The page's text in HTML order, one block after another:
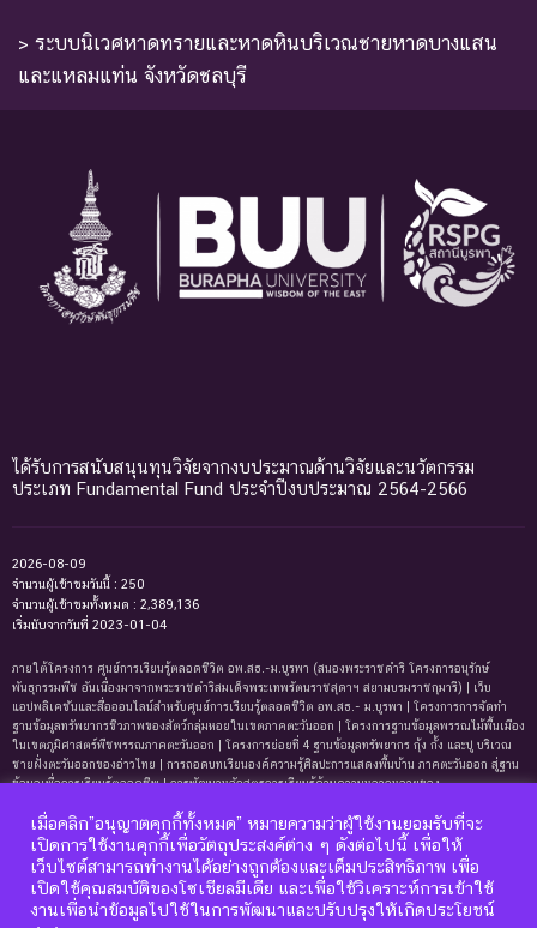
> ระบบนิเวศหาดทรายและหาดหินบริเวณชายหาดบางแสน
และแหลมแท่น จังหวัดชลบุรี
ได้รับการสนับสนุนทุนวิจัยจากงบประมาณด้านวิจัยและนวัตกรรม
ประเภท Fundamental Fund ประจำปีงบประมาณ 2564-2566
2026-08-09
จำนวนผู้เข้าชมวันนี้ : 250
จำนวนผู้เข้าชมทั้งหมด : 2,389,136
เริ่มนับจากวันที่ 2023-01-04
ภายใต้โครงการ ศูนย์การเรียนรู้ตลอดชีวิต อพ.สธ.-ม.บูรพา (สนองพระราชดำริ โครงการอนุรักษ์
พันธุกรรมพืช อันเนื่องมาจากพระราชดำริสมเด็จพระเทพรัตนราชสุดาฯ สยามบรมราชกุมารี) | เว็บ
แอปพลิเคชันและสื่อออนไลน์สำหรับศูนย์การเรียนรู้ตลอดชีวิต อพ.สธ.- ม.บูรพา | โครงการการจัดทํา
ฐานข้อมูลทรัพยากรชีวภาพของสัตว์กลุ่มหอยในเขตภาคตะวันออก | โครงการฐานข้อมูลพรรณไม้พื้นเมือง
ในเขตภูมิศาสตร์พืชพรรณภาคตะวันออก | โครงการย่อยที่ 4 ฐานข้อมูลทรัพยากร กุ้ง กั้ง และปู บริเวณ
ชายฝั่งตะวันออกของอ่าวไทย | การถอดบทเรียนองค์ความรู้ศิลปะการแสดงพื้นบ้าน ภาคตะวันออก สู่ฐาน
ข้อมูลเพื่อการเรียนรู้ตลอดชีพ | การพัฒนาหลักสูตรการเรียนรู้ด้านความหลากหลายของ
ประเทศไทย | ฐานข้อมูลเพรียงหินในเขตภาคตะวันออกของประเทศไทย | ฐานข้อมูลทรัพยากรหญ้าทะเล
บริเวณชายฝั่งตะวันออกของอ่าวไทย | ฐานข้อมูลทรัพยากรแพลงก์ตอนทะเลและสาหร่ายทะเลบริเวณ
ชายฝั่งทะเลตะวันออกของอ่าวไทย | ฐานข้อมูลแมงมุมอันดับฐาน Mygalomorphae ในเขตภาคตะวันออก
ของประเทศไทย | โครงการการถอดบทเรียนองค์ความรู้ระบบนิเวศหาดทรายและหาดหินบริเวณชายหาด
บางแสนและแหลมแท่น จังหวัดชลบุรี เพื่อการจัดทำฐานข้อมูลและการพัฒนาหลักสูตรการเรียนรู้ด้าน
นิเวศวิทยา
เมื่อคลิก”อนุญาตคุกกี้ทั้งหมด” หมายความว่าผู้ใช้งานยอมรับที่จะ
เปิดการใช้งานคุกกี้เพื่อวัตถุประสงค์ต่าง ๆ ดังต่อไปนี้ เพื่อให้
เว็บไซต์สามารถทำงานได้อย่างถูกต้องและเต็มประสิทธิภาพ เพื่อ
เปิดใช้คุณสมบัติของโซเชียลมีเดีย และเพื่อใช้วิเคราะห์การเข้าใช้
งานเพื่อนำข้อมูลไปใช้ในการพัฒนาและปรับปรุงให้เกิดประโยชน์